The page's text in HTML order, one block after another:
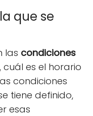
que se
las condiciones
, cuál es el horario
condiciones
tiene definido,
esas